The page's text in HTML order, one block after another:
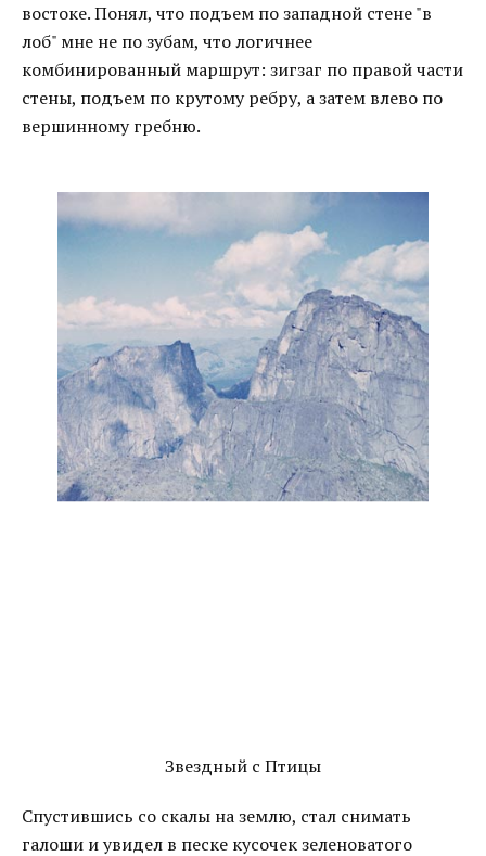
востоке. Понял, что подъем по западной стене "в
лоб" мне не по зубам, что логичнее
комбинированный маршрут: зигзаг по правой части
стены, подъем по крутому ребру, а затем влево по
вершинному гребню.
Звездный с Птицы
Спустившись со скалы на землю, стал снимать
галоши и увидел в песке кусочек зеленоватого